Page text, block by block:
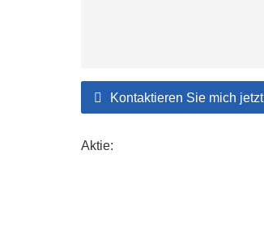
Kontaktieren Sie mich jetzt
Aktie: